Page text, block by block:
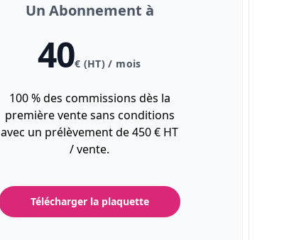
Un Abonnement à
40€ (HT) / mois
100 % des commissions dès la
première vente sans conditions
avec un prélèvement de 450 € HT
/ vente.
Télécharger la plaquette